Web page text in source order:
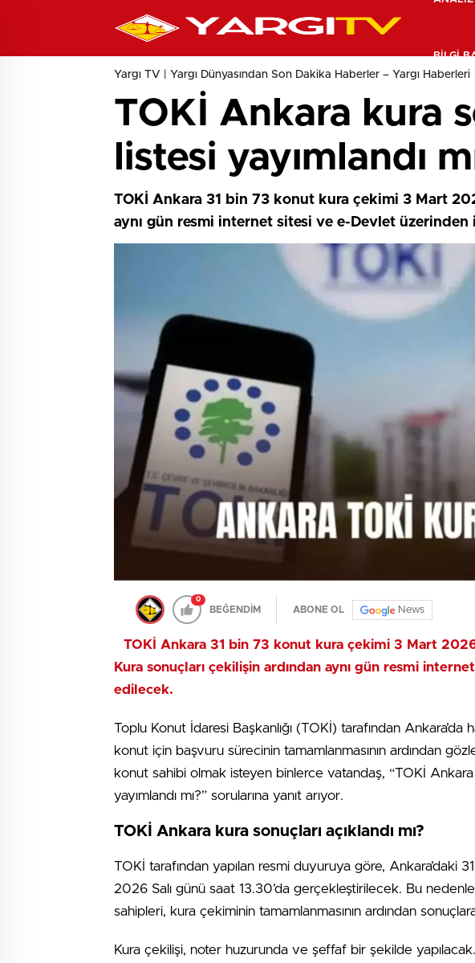
BILGI
Yargı TV | Yargı Dünyasından Son Dakika Haberler – Yargı Haberleri
TOKİ Ankara kura
listesi yayımlandı
TOKİ Ankara 31 bin 73 konut kura çekimi 3 Mart
aynı gün resmi internet sitesi ve e-Devlet üzerinden
0
BEĞENDİM ABONE OL News
TOKİ Ankara 31 bin 73 konut kura çekimi 3 Mart 2026
Kura sonuçları çekilişin ardından aynı gün resmi
edilecek.
Toplu Konut İdaresi Başkanlığı (TOKİ) tarafından Ankara’da
konut için başvuru sürecinin tamamlanmasının ardından
konut sahibi olmak isteyen binlerce vatandaş, “TOKİ Ankara
yayımlandı mı?” sorularına yanıt arıyor.
TOKİ Ankara kura sonuçları açıklandı mı?
TOKİ tarafından yapılan resmi duyuruya göre, Ankara’daki
2026 Salı günü saat 13.30’da gerçekleştirilecek. Bu
sahipleri, kura çekiminin tamamlanmasının ardından
Kura çekilişi, noter huzurunda ve şeffaf bir şekilde